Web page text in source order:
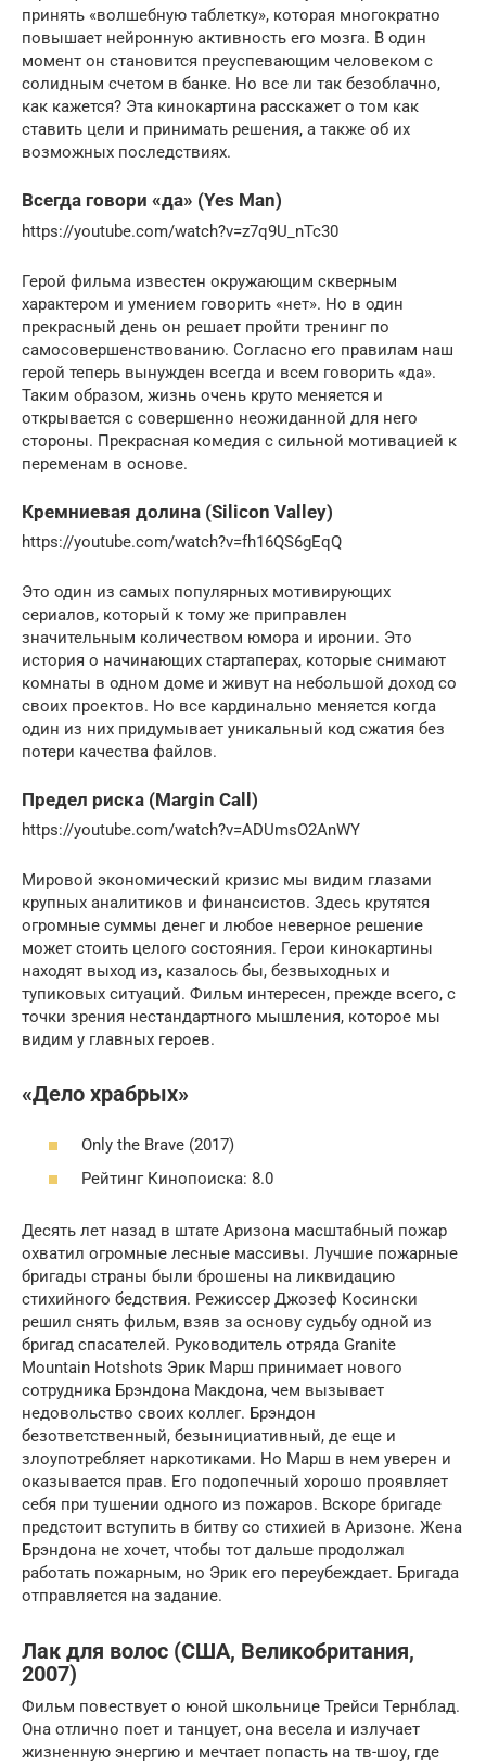
принять «волшебную таблетку», которая многократно
повышает нейронную активность его мозга. В один
момент он становится преуспевающим человеком с
солидным счетом в банке. Но все ли так безоблачно,
как кажется? Эта кинокартина расскажет о том как
ставить цели и принимать решения, а также об их
возможных последствиях.
Всегда говори «да» (Yes Man)
https://youtube.com/watch?v=z7q9U_nTc30
Герой фильма известен окружающим скверным
характером и умением говорить «нет». Но в один
прекрасный день он решает пройти тренинг по
самосовершенствованию. Согласно его правилам наш
герой теперь вынужден всегда и всем говорить «да».
Таким образом, жизнь очень круто меняется и
открывается с совершенно неожиданной для него
стороны. Прекрасная комедия с сильной мотивацией к
переменам в основе.
Кремниевая долина (Silicon Valley)
https://youtube.com/watch?v=fh16QS6gEqQ
Это один из самых популярных мотивирующих
сериалов, который к тому же приправлен
значительным количеством юмора и иронии. Это
история о начинающих стартаперах, которые снимают
комнаты в одном доме и живут на небольшой доход со
своих проектов. Но все кардинально меняется когда
один из них придумывает уникальный код сжатия без
потери качества файлов.
Предел риска (Margin Call)
https://youtube.com/watch?v=ADUmsO2AnWY
Мировой экономический кризис мы видим глазами
крупных аналитиков и финансистов. Здесь крутятся
огромные суммы денег и любое неверное решение
может стоить целого состояния. Герои кинокартины
находят выход из, казалось бы, безвыходных и
тупиковых ситуаций. Фильм интересен, прежде всего, с
точки зрения нестандартного мышления, которое мы
видим у главных героев.
«Дело храбрых»
Only the Brave (2017)
Рейтинг Кинопоиска: 8.0
Десять лет назад в штате Аризона масштабный пожар
охватил огромные лесные массивы. Лучшие пожарные
бригады страны были брошены на ликвидацию
стихийного бедствия. Режиссер Джозеф Косински
решил снять фильм, взяв за основу судьбу одной из
бригад спасателей. Руководитель отряда Granite
Mountain Hotshots Эрик Марш принимает нового
сотрудника Брэндона Макдона, чем вызывает
недовольство своих коллег. Брэндон
безответственный, безынициативный, де еще и
злоупотребляет наркотиками. Но Марш в нем уверен и
оказывается прав. Его подопечный хорошо проявляет
себя при тушении одного из пожаров. Вскоре бригаде
предстоит вступить в битву со стихией в Аризоне. Жена
Брэндона не хочет, чтобы тот дальше продолжал
работать пожарным, но Эрик его переубеждает. Бригада
отправляется на задание.
Лак для волос (США, Великобритания,
2007)
Фильм повествует о юной школьнице Трейси Тернблад.
Она отлично поет и танцует, она весела и излучает
жизненную энергию и мечтает попасть на тв-шоу, где